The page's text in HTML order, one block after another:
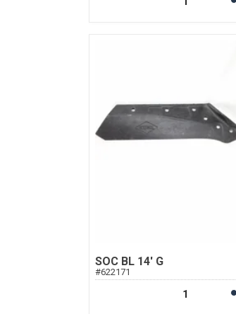
SOC BL 14' G
#622171